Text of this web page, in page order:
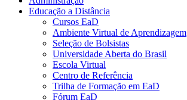
Educação a Distância
Cursos EaD
Ambiente Virtual de Aprendizagem
Seleção de Bolsistas
Universidade Aberta do Brasil
Escola Virtual
Centro de Referência
Trilha de Formação em EaD
Fórum EaD